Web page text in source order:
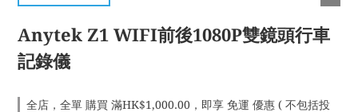
Anytek Z1 WIFI前後1080P雙鏡頭行車
記錄儀
全店，全單 購買 滿HK$1,000.00，即享 免運 優惠 ( 不包括投